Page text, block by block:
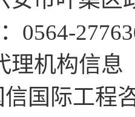
0564-
理机构信息
信国际工程